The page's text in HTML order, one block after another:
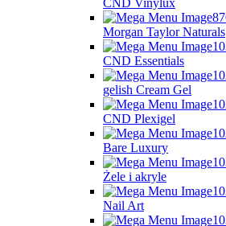
Morgan Taylor Naturals
CND Essentials
gelish Cream Gel
CND Plexigel
Bare Luxury
Żele i akryle
Nail Art